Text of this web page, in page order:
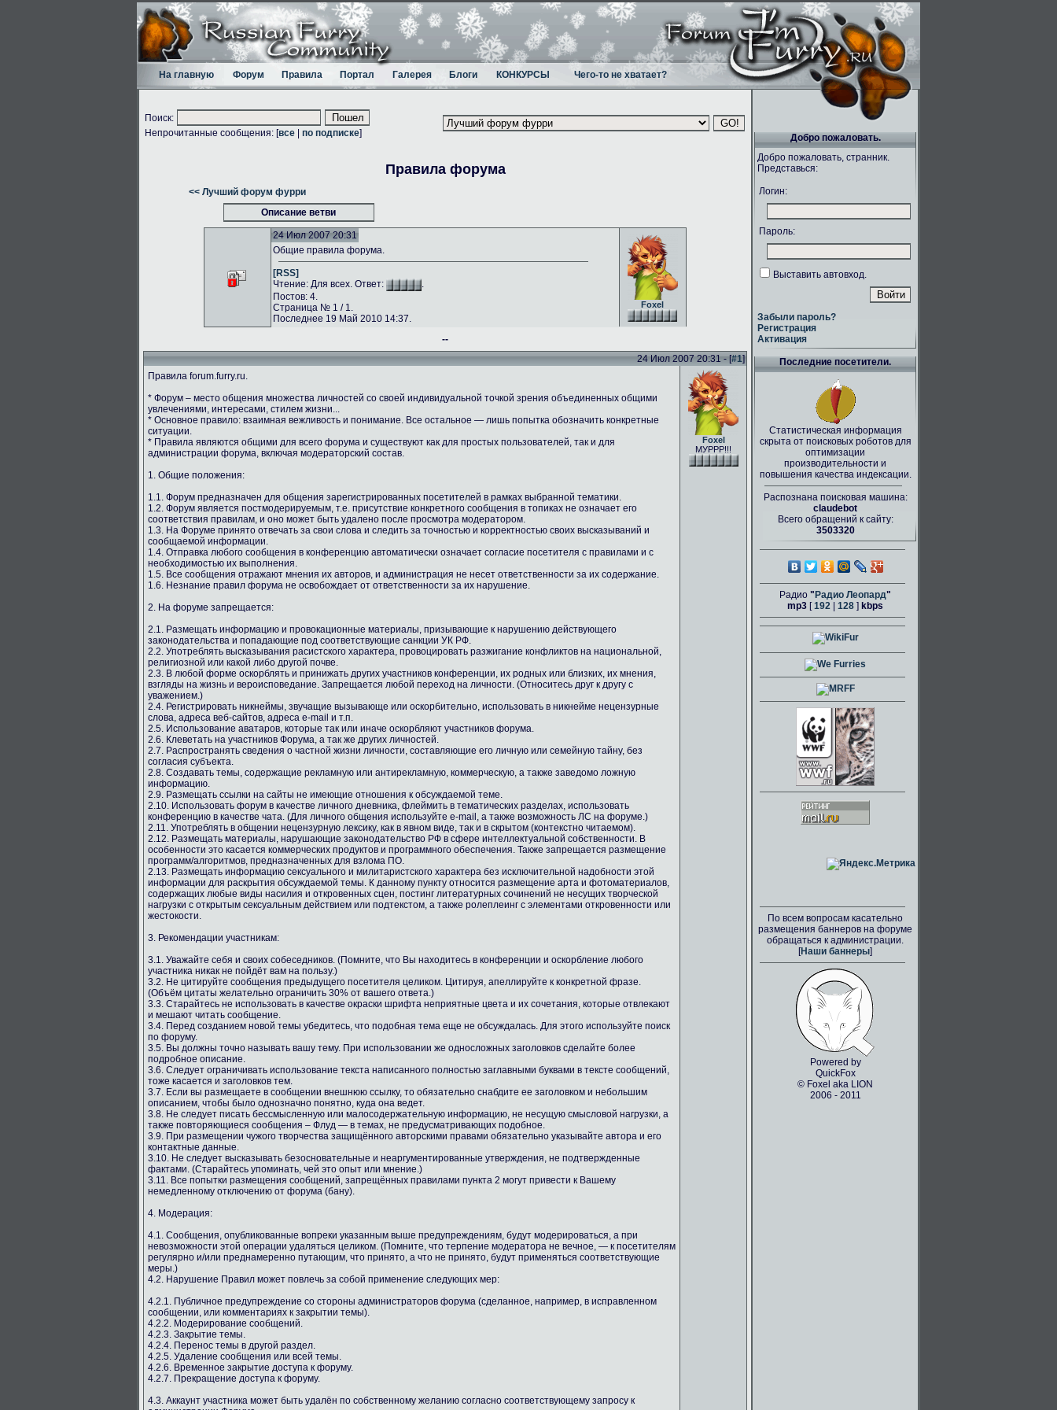
На главную Форум Правила Портал Галерея Блоги КОНКУРСЫ Чего-то не хватает?
Поиск:
Непрочитанные сообщения: [все по подписке]
Правила форума
<< Лучший форум фурри
Описание ветви
24 Июл 2007 20:31
Foxel
Общие правила форума.
[RSS]
Чтение: Для всех. Ответ:
.
Постов: 4.
Страница № 1 / 1.
Последнее 19 Май 2010 14:37.
--
24 Июл 2007 20:31 - [#1]
Правила forum.furry.ru.
* Форум – место общения множества личностей со своей индивидуальной точкой зрения объединенных общими
увлечениями, интересами, стилем жизни...
* Основное правило: взаимная вежливость и понимание. Все остальное — лишь попытка обозначить конкретные
ситуации.
* Правила являются общими для всего форума и существуют как для простых пользователей, так и для
администрации форума, включая модераторский состав.
1. Общие положения:
1.1. Форум предназначен для общения зарегистрированных посетителей в рамках выбранной тематики.
1.2. Форум является постмодерируемым, т.е. присутствие конкретного сообщения в топиках не означает его
соответствия правилам, и оно может быть удалено после просмотра модератором.
1.3. На Форуме принято отвечать за свои слова и следить за точностью и корректностью своих высказываний и
сообщаемой информации.
1.4. Отправка любого сообщения в конференцию автоматически означает согласие посетителя с правилами и с
необходимостью их выполнения.
1.5. Все сообщения отражают мнения их авторов, и администрация не несет ответственности за их содержание.
1.6. Незнание правил форума не освобождает от ответственности за их нарушение.
2. На форуме запрещается:
2.1. Размещать информацию и провокационные материалы, призывающие к нарушению действующего
законодательства и попадающие под соответствующие санкции УК РФ.
2.2. Употреблять высказывания расистского характера, провоцировать разжигание конфликтов на национальной,
религиозной или какой либо другой почве.
2.3. В любой форме оскорблять и принижать других участников конференции, их родных или близких, их мнения,
взгляды на жизнь и вероисповедание. Запрещается любой переход на личности. (Относитесь друг к другу с
уважением.)
2.4. Регистрировать никнеймы, звучащие вызывающе или оскорбительно, использовать в никнейме нецензурные
слова, адреса веб-сайтов, адреса e-mail и т.п.
2.5. Использование аватаров, которые так или иначе оскорбляют участников форума.
2.6. Клеветать на участников Форума, а так же других личностей.
2.7. Распространять сведения о частной жизни личности, составляющие его личную или семейную тайну, без
согласия субъекта.
2.8. Создавать темы, содержащие рекламную или антирекламную, коммерческую, а также заведомо ложную
информацию.
2.9. Размещать ссылки на сайты не имеющие отношения к обсуждаемой теме.
2.10. Использовать форум в качестве личного дневника, флеймить в тематических разделах, использовать
конференцию в качестве чата. (Для личного общения используйте e-mail, а также возможность ЛС на форуме.)
2.11. Употреблять в общении нецензурную лексику, как в явном виде, так и в скрытом (контекстно читаемом).
2.12. Размещать материалы, нарушающие законодательство РФ в сфере интеллектуальной собственности. В
особенности это касается коммерческих продуктов и программного обеспечения. Также запрещается размещение
программ/алгоритмов, предназначенных для взлома ПО.
2.13. Размещать информацию сексуального и милитаристского характера без исключительной надобности этой
информации для раскрытия обсуждаемой темы. К данному пункту относится размещение арта и фотоматериалов,
содержащих любые виды насилия и откровенных сцен, постинг литературных сочинений не несущих творческой
нагрузки с открытым сексуальным действием или подтекстом, а также ролеплеинг с элементами откровенности или
жестокости.
3. Рекомендации участникам:
3.1. Уважайте себя и своих собеседников. (Помните, что Вы находитесь в конференции и оскорбление любого
участника никак не пойдёт вам на пользу.)
3.2. Не цитируйте сообщения предыдущего посетителя целиком. Цитируя, апеллируйте к конкретной фразе.
(Объём цитаты желательно ограничить 30% от вашего ответа.)
3.3. Старайтесь не использовать в качестве окраски шрифта неприятные цвета и их сочетания, которые отвлекают
и мешают читать сообщение.
3.4. Перед созданием новой темы убедитесь, что подобная тема еще не обсуждалась. Для этого используйте поиск
по форуму.
3.5. Вы должны точно называть вашу тему. При использовании же односложных заголовков сделайте более
подробное описание.
3.6. Следует ограничивать использование текста написанного полностью заглавными буквами в тексте сообщений,
тоже касается и заголовков тем.
3.7. Если вы размещаете в сообщении внешнюю ссылку, то обязательно снабдите ее заголовком и небольшим
описанием, чтобы было однозначно понятно, куда она ведет.
3.8. Не следует писать бессмысленную или малосодержательную информацию, не несущую смысловой нагрузки, а
также повторяющиеся сообщения – Флуд — в темах, не предусматривающих подобное.
3.9. При размещении чужого творчества защищённого авторскими правами обязательно указывайте автора и его
контактные данные.
3.10. Не следует высказывать безосновательные и неаргументированные утверждения, не подтвержденные
фактами. (Старайтесь упоминать, чей это опыт или мнение.)
3.11. Все попытки размещения сообщений, запрещённых правилами пункта 2 могут привести к Вашему
немедленному отключению от форума (бану).
4. Модерация:
4.1. Сообщения, опубликованные вопреки указанным выше предупреждениям, будут модерироваться, а при
невозможности этой операции удаляться целиком. (Помните, что терпение модератора не вечное, — к посетителям
регулярно и/или преднамеренно путающим, что принято, а что не принято, будут применяться соответствующие
меры.)
4.2. Нарушение Правил может повлечь за собой применение следующих мер:
4.2.1. Публичное предупреждение со стороны администраторов форума (сделанное, например, в исправленном
сообщении, или комментариях к закрытии темы).
4.2.2. Модерирование сообщений.
4.2.3. Закрытие темы.
4.2.4. Перенос темы в другой раздел.
4.2.5. Удаление сообщения или всей темы.
4.2.6. Временное закрытие доступа к форуму.
4.2.7. Прекращение доступа к форуму.
4.3. Аккаунт участника может быть удалён по собственному желанию согласно соответствующему запросу к
Foxel
МУРРР!!!
Добро пожаловать.
Добро пожаловать, странник.
Представься:
Логин:
Пароль:
Выставить автовход.
Забыли пароль?
Регистрация
Активация
Последние посетители.
Статистическая информация
скрыта от поисковых роботов для
оптимизации
производительности и
повышения качества индексации.
Распознана поисковая машина:
claudebot
Всего обращений к сайту:
3503320
Радио " Радио Леопард"
mp3 [192 128 ] kbps
По всем вопросам касательно
размещения баннеров на форуме
обращаться к администрации.
[Наши баннеры]
Powered by
QuickFox
© Foxel aka LION
2006 - 2011